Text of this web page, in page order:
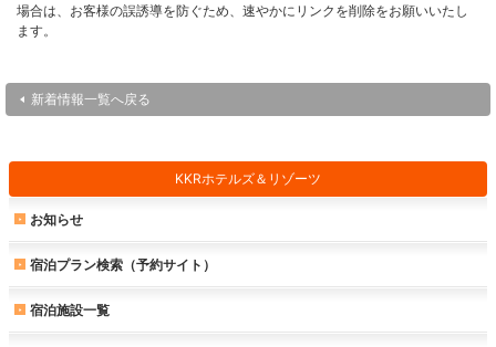
KKRホテルズ＆リゾーツ
お知らせ
宿泊プラン検索（予約サイト）
宿泊施設一覧
場合は、お客様の誤誘導を防ぐため、速やかにリンクを削除をお願いいたし
ます。
新着情報一覧へ戻る